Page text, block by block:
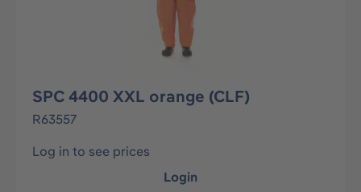
SPC 4400 XXL orange (CLF)
R63557
Log in to see prices
Login